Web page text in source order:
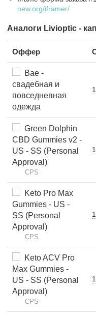
new.org/iframer/
Аналоги Livioptic -
Оффер
Bae -
свадебная и
повседневная
одежда
Green Dolphin
CBD Gummies v2 -
US - SS (Personal
Approval)
CPS
Keto Pro Max
Gummies - US -
SS (Personal
Approval)
CPS
Keto ACV Pro
Max Gummies -
US - SS (Personal
Approval)
CPS